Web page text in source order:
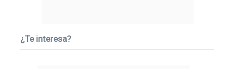
¿Te interesa?